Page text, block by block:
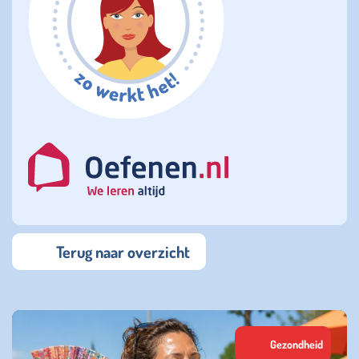
Terug naar overzicht
Gezondheid